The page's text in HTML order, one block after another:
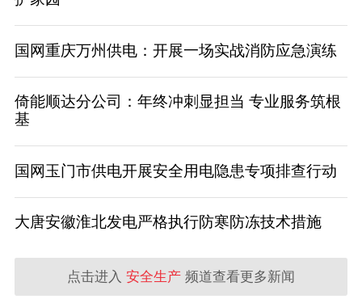
国网重庆万州供电：开展一场实战消防应急演练
倚能顺达分公司：年终冲刺显担当 专业服务筑根
基
国网玉门市供电开展安全用电隐患专项排查行动
大唐安徽淮北发电严格执行防寒防冻技术措施
点击进入 安全生产 频道查看更多新闻